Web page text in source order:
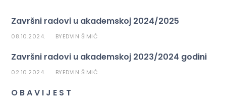
Završni radovi u akademskoj 2024/2025
08.10.2024. BYEDVIN ŠIMIĆ
Završni radovi u akademskoj 2023/2024 godini
02.10.2024. BYEDVIN ŠIMIĆ
O B A V I J E S T